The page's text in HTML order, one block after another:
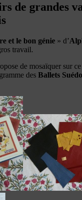
de grandes
et le bon génie » d’
travail.
de mosaïquer sur
des Ballets